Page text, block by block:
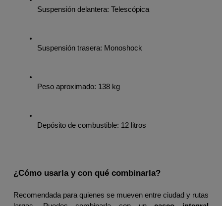
Suspensión delantera: Telescópica
Suspensión trasera: Monoshock
Peso aproximado: 138 kg
Depósito de combustible: 12 litros
¿Cómo usarla y con qué combinarla?
Recomendada para quienes se mueven entre ciudad y rutas